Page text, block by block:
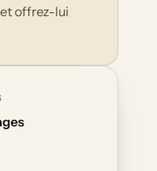
offrez-lui